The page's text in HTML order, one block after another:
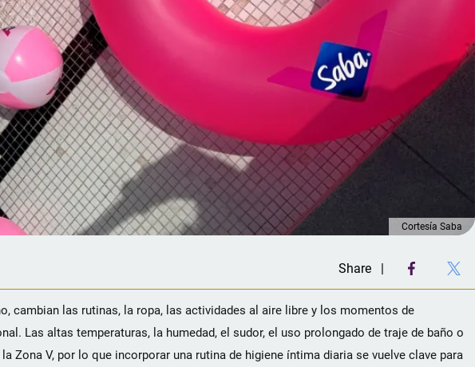
Cortesía Saba
Share
cambian las rutinas, la ropa, las actividades al aire libre y los momentos de
Las altas temperaturas, la humedad, el sudor, el uso prolongado de traje de baño o
Zona V, por lo que incorporar una rutina de higiene íntima diaria se vuelve clave para